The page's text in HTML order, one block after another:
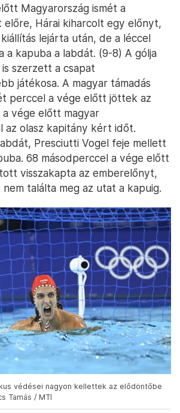
Magyarország ismét a
Hárai kiharcolt egy előnyt,
lejárta után, de a léccel
kapuba a labdát. (9-8) A gólja
szerzett a csapat
játékosa. A magyar támadás
perccel a vége előtt jöttek az
a vége előtt magyar
az olasz kapitány kért időt.
Presciutti Vogel feje mellett
68 másodperccel a vége előtt
visszakapta az emberelőnyt,
találta meg az utat a kapuig.
védései nagyon kellettek az elődöntőbe
Tamás / MTI